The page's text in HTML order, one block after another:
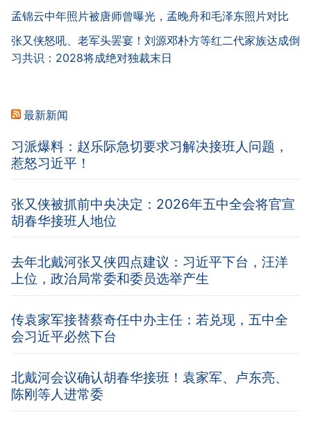
孟锦云中年照片被唐师曾曝光，孟晚舟和毛泽东照片对比
张又侠怒吼、老军头罢宴！刘源邓朴方等红二代家族达成倒
习共识：2028将成绝对独裁末日
最新新闻
习派爆料：赵乐际急切要求习解决接班人问题，
惹怒习近平！
张又侠被抓前中央决定：2026年五中全会将官宣
胡春华接班人地位
去年北戴河张又侠四点建议：习近平下台，汪洋
上位，政治局常委和委员选举产生
传袁家军接替蔡奇任中办主任：若兑现，五中全
会习近平必然下台
北戴河会议确认胡春华接班！袁家军、卢东亮、
陈刚等人进常委